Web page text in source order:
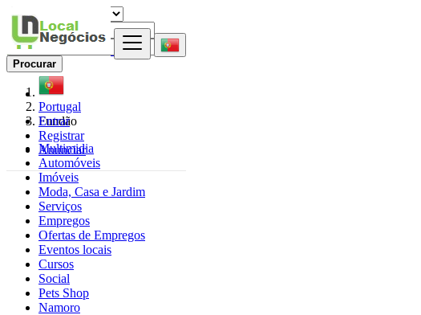
Entrar
Registrar
Anunciar
Procurar
Portugal
Fundão
Multimidia
Automóveis
Imóveis
Moda, Casa e Jardim
Serviços
Empregos
Ofertas de Empregos
Eventos locais
Cursos
Social
Pets Shop
Namoro